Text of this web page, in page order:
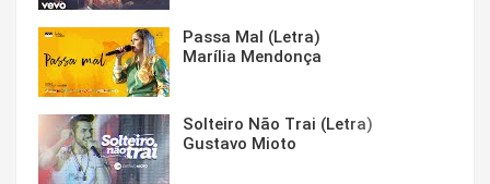
Passa Mal (Letra)
Marília Mendonça
Solteiro Não Trai (Letra)
Gustavo Mioto